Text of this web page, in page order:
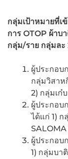
กลุ่มเป้าหมายที่เ
การ OTOP ผ้าบ
กลุ่ม/ราย กลุ่มละ
ผู้ประกอบ
กลุ่มวิสาห
2) กลุ่มเก๋
ผู้ประกอบ
ได้แก่ 1) ก
SALOMA
ผู้ประกอบ
1) กลุ่มบา